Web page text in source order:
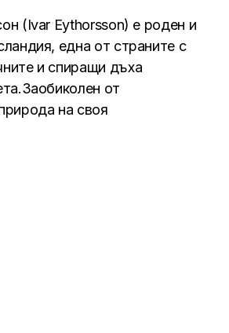
(Ivar Eythorsson) е роден и
една от страните с
и спиращи дъха
от
на своя